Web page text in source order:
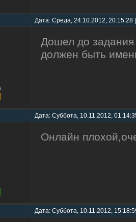
Дата: Среда, 24.10.2012,
Дошел до
должен быть
Дата: Суббота, 10.11.2012,
Онлайн
Дата: Суббота, 10.11.2012,